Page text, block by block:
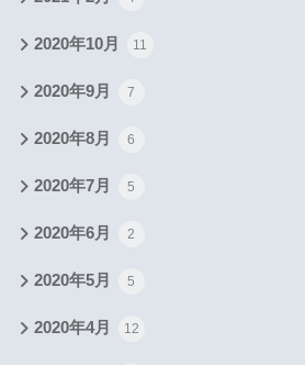
2020年10月 11
2020年9月 7
2020年8月 6
2020年7月 5
2020年6月 2
2020年5月 5
2020年4月 12